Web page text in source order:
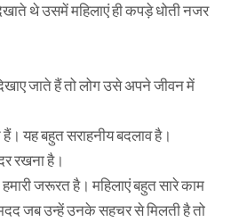
थे उसमें महिलाएं ही कपड़े धोती नजर
जाते हैं तो लोग उसे अपने जीवन में
यह बहुत सराहनीय बदलाव है।
रखना है।
जरूरत है। महिलाएं बहुत सारे काम
जब उन्हें उनके सहचर से मिलती है तो